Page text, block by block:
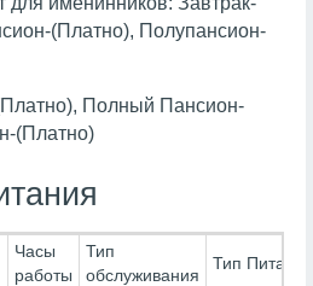
(Платно), Полупансион-
Полный Пансион-
(Платно)
Часы
работы
Тип
обслуживания
Тип Питания